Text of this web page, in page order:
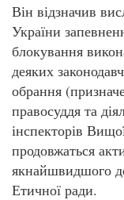
Він відзначив
України
блокування
деяких
обрання
правосуддя та
інспекторів
продовжаться
якнайшвидшого
Етичної ради.